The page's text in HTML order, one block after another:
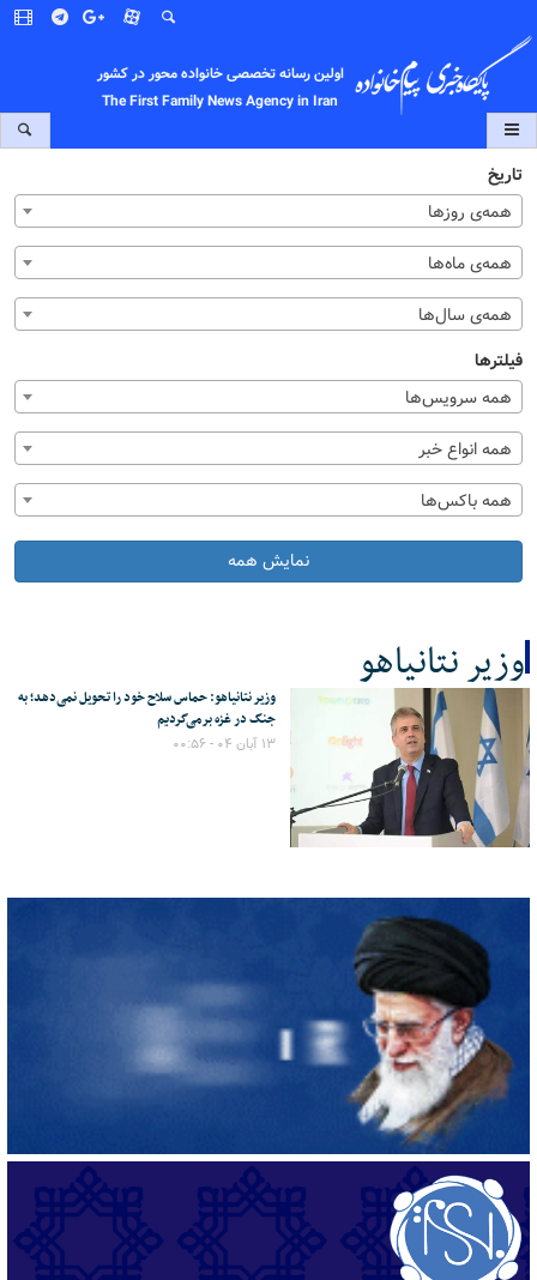
اولین رسانه تخصصی خانواده محور در کشور
The First Family News Agency in Iran
تاریخ
همه‌ی روزها
همه‌ی ماه‌ها
همه‌ی سال‌ها
فیلترها
همه سرویس‌ها
همه انواع خبر
همه باکس‌ها
نمایش همه
وزیر نتانیاهو
کل اخبار:1
وزیر نتانیاهو: حماس سلاح خود را تحویل نمی‌دهد؛ به
جنگ در غزه برمی‌گردیم
۱۳ آبان ۰۴ - ۰۰:۵۶